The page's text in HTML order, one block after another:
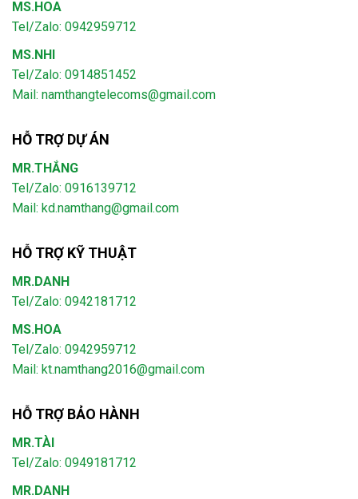
MS.HOA
Tel/Zalo: 0942959712
MS.NHI
Tel/Zalo: 0914851452
Mail: namthangtelecoms@gmail.com
HỖ TRỢ DỰ ÁN
MR.THẮNG
Tel/Zalo: 0916139712
Mail: kd.namthang@gmail.com
HỖ TRỢ KỸ THUẬT
MR.DANH
Tel/Zalo: 0942181712
MS.HOA
Tel/Zalo: 0942959712
Mail: kt.namthang2016@gmail.com
HỖ TRỢ BẢO HÀNH
MR.TÀI
Tel/Zalo: 0949181712
MR.DANH